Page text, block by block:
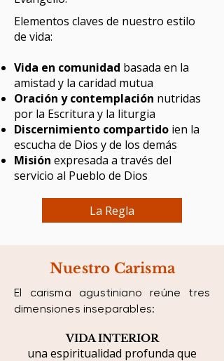
Elementos claves de nuestro estilo
de vida:
Vida en comunidad basada en la
amistad y la caridad mutua
Oración y contemplación nutridas
por la Escritura y la liturgia
Discernimiento compartido ien la
escucha de Dios y de los demás
Misión expresada a través del
servicio al Pueblo de Dios
La Regla
Nuestro Carisma
El carisma agustiniano reúne tres
dimensiones inseparables:
VIDA INTERIOR
una espiritualidad profunda que